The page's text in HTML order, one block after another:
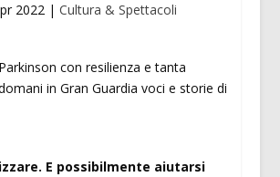
2022 |Cultura & Spettacoli
E possibilmente aiutarsi